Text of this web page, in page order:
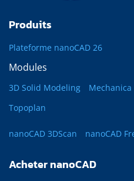
Produits
Plateforme nanoCAD 26
Modules
3D Solid Modeling Mechanica
Topoplan
nanoCAD 3DScan nanoCAD
Acheter nanoCAD